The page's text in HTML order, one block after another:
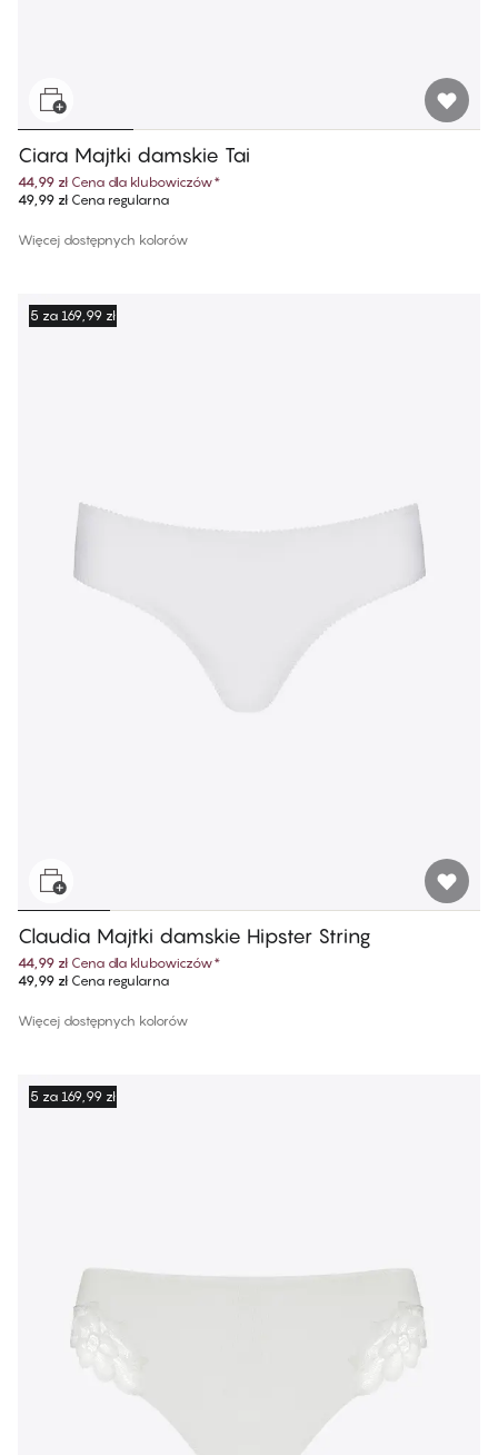
Ciara Majtki damskie Tai
44,99 zł Cena dla klubowiczów*
49,99 złCena regularna
Więcej dostępnych kolorów
5 za 169,99 zł
Claudia Majtki damskie Hipster String
44,99 zł Cena dla klubowiczów*
49,99 złCena regularna
Więcej dostępnych kolorów
5 za 169,99 zł